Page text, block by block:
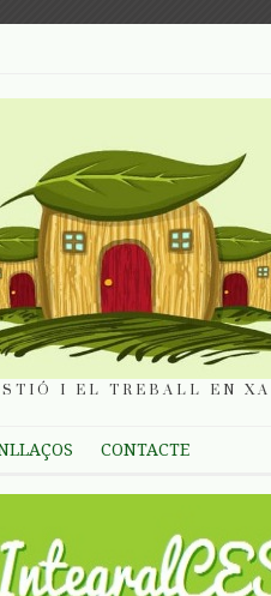
I EL TREBALL EN
CONTACTE